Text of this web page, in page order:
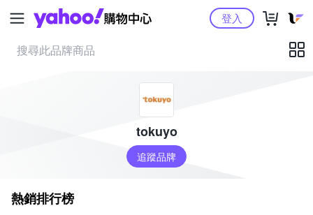
Yahoo購物中心登入
tokuyo
追蹤品牌
熱銷排行榜